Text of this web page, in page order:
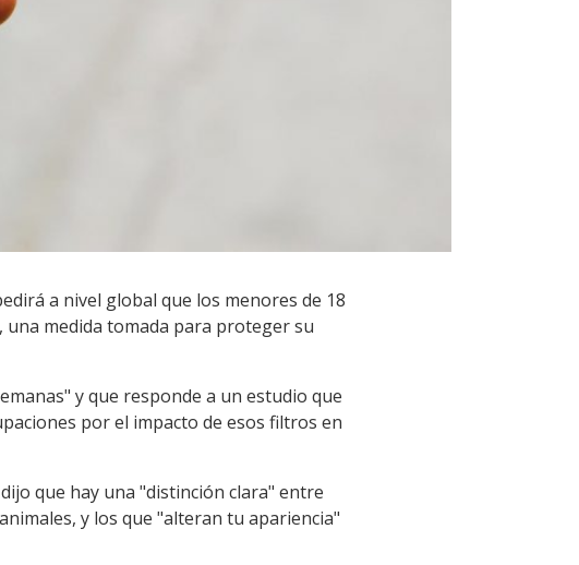
a nivel global que los menores de 18
medida tomada para proteger su
y que responde a un estudio que
por el impacto de esos filtros en
que hay una "distinción clara" entre
y los que "alteran tu apariencia"